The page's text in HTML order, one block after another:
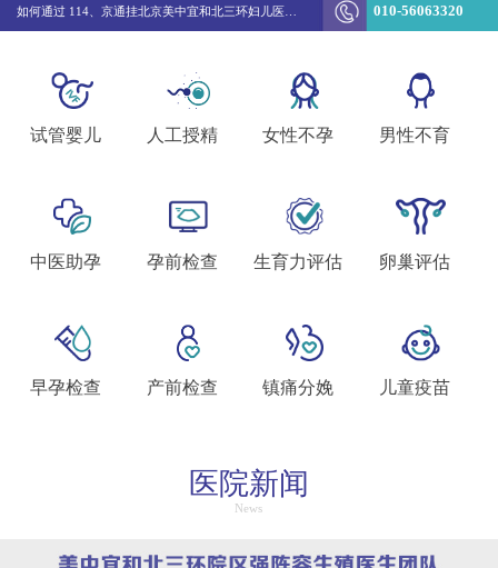
010-56063320
试管婴儿 人工授精 女性不孕 男性不育
中医助孕 孕前检查 生育力评估 卵巢评估
早孕检查 产前检查 镇痛分娩 儿童疫苗
医院新闻
News